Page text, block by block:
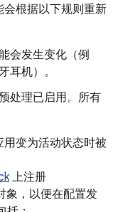
根据以下规则重新
会发生变化（例
耳机）。
处理已启用。所有
变为活动状态时被
上注册
象，以便在配置发